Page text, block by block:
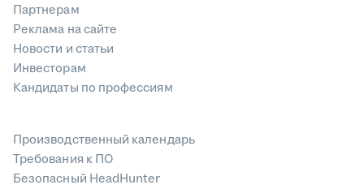
Партнерам
Реклама на сайте
Новости и статьи
Инвесторам
Кандидаты по профессиям
Производственный календарь
Требования к ПО
Безопасный HeadHunter